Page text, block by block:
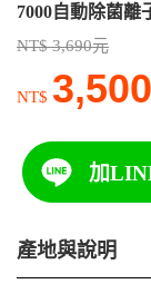
7000自動除菌離
NT$ 3,690元
NT$ 3,500
加
產地與說明